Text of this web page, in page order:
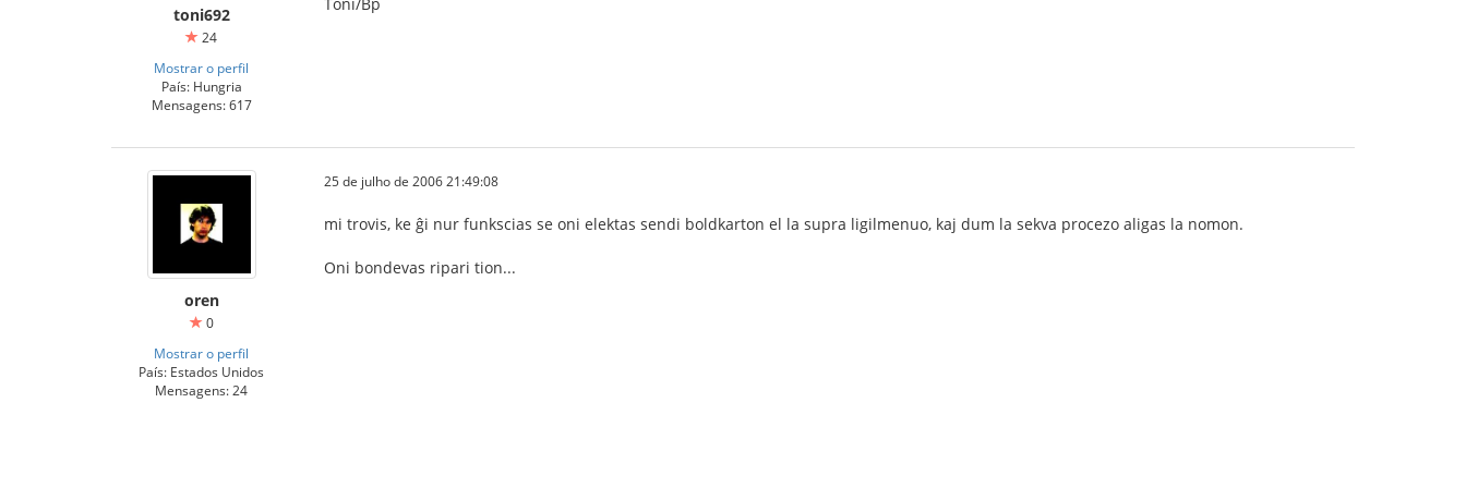
toni692
24
Mostrar o perfil
País: Hungria
Mensagens: 617
oren
0
Mostrar o perfil
País: Estados Unidos
Mensagens: 24
25 de julho de 2006 21:49:08
mi trovis, ke ĝi nur funkscias se oni elektas sendi boldkarton el la supra ligilmenuo, kaj dum la sekva procezo aligas la nomon.
Oni bondevas ripari tion...